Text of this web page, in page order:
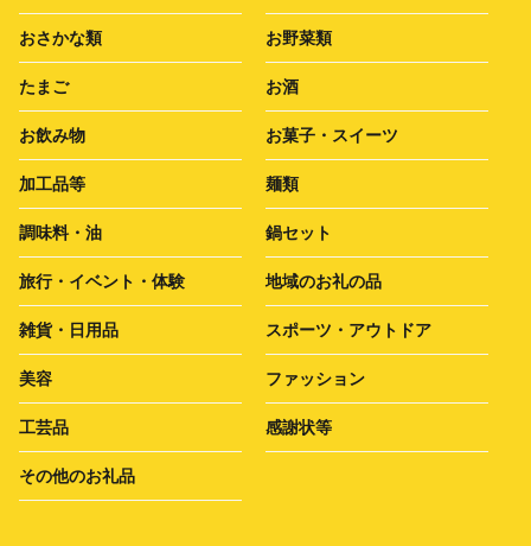
おさかな類 お野菜類
たまご お酒
お飲み物 お菓子・スイーツ
加工品等 麺類
調味料・油 鍋セット
旅行・イベント・体験 地域のお礼の品
雑貨・日用品 スポーツ・アウトドア
美容 ファッション
工芸品 感謝状等
その他のお礼品